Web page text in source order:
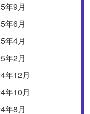
年9月
年6月
年4月
年2月
年12月
年10月
年8月